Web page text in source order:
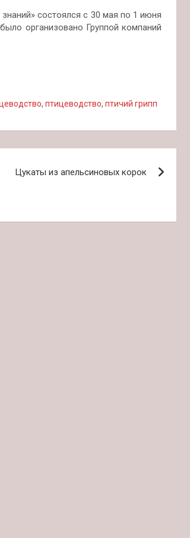
состоялся с 30 мая по 1 июня
организовано Группой компаний
, птицеводство, птичий грипп
Цукаты из апельсиновых корок